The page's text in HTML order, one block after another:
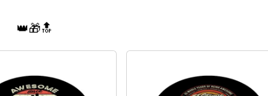
👑🎁🔝